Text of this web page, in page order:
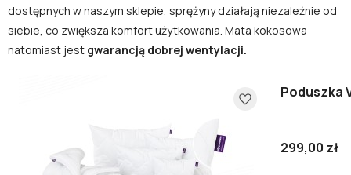
dostępnych w naszym sklepie, sprężyny działają niezależnie od
siebie, co zwiększa komfort użytkowania. Mata kokosowa
natomiast jest gwarancją dobrej wentylacji.
Poduszka
299,00 zł